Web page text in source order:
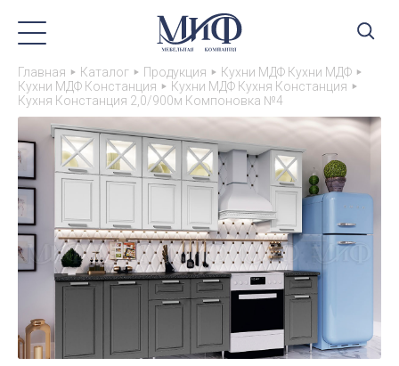
Главная Каталог Продукция
Кухни МДФ Кухни МДФ
Кухни МДФ Констанция
Кухни МДФ Кухня Констанция
Кухня Констанция 2,0/900м Компоновка №4